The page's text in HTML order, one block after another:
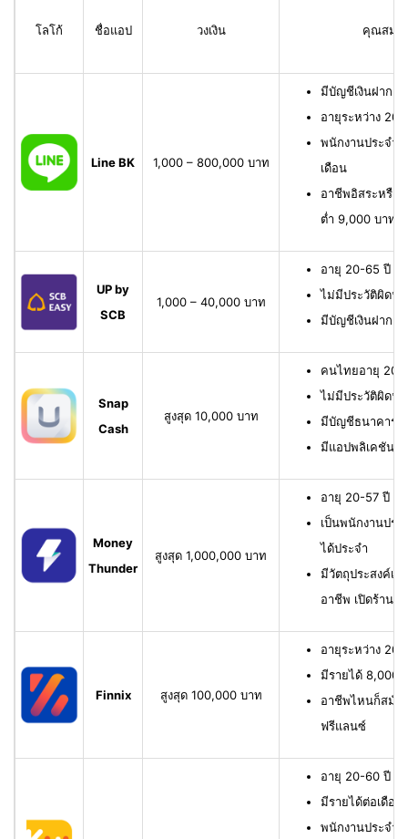
โลโก้ ชื่อแอป วงเงิน คุณสมบั
Line BK 1,000 – 800,000 บาท
มีบัญชีเงินฝาก
อายุระหว่าง 20
พนักงานประจำ
เดือน
อาชีพอิสระหรือ
ต่ำ 9,000 บาทต่
UP by
SCB
1,000 – 40,000 บาท
อายุ 20-65 ปี เ
ไม่มีประวัติผิดนั
มีบัญชีเงินฝาก
Snap
Cash
สูงสุด 10,000 บาท
คนไทยอายุ 20-
ไม่มีประวัติผิดนั
มีบัญชีธนาคาร ห
มีแอปพลิเคชัน
Money
Thunder
สูงสุด 1,000,000 บาท
อายุ 20-57 ปี มี
เป็นพนักงานปร
ได้ประจำ
มีวัตถุประสงค์เพื่
อาชีพ เปิดร้าน
Finnix สูงสุด 100,000 บาท
อายุระหว่าง
มีรายได้ 8,000
อาชีพไหนก็สมัค
ฟรีแลนซ์
อายุ 20-60 ปี มี
มีรายได้ต่อเดือ
พนักงานประจำ